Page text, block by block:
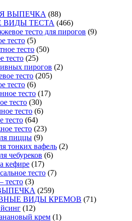
ВЫПЕЧКА (88)
ТЕСТА (466)
тесто для пирогов (9)
тесто (5)
тесто (50)
тесто (25)
пирогов (2)
тесто (205)
тесто (6)
тесто (17)
тесто (30)
тесто (6)
тесто (64)
тесто (23)
пиццы (9)
тонких вафель (2)
чебуреков (6)
кефире (17)
тесто (7)
(3)
(259)
ВИДЫ КРЕМОВ (71)
(12)
крем (1)